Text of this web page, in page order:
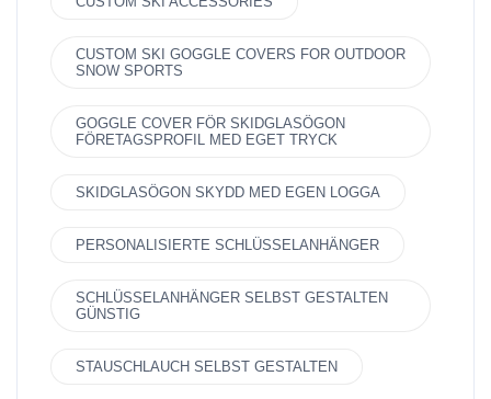
CUSTOM SKI GOGGLE COVERS FOR OUTDOOR
SNOW SPORTS
GOGGLE COVER FÖR SKIDGLASÖGON
FÖRETAGSPROFIL MED EGET TRYCK
SKIDGLASÖGON SKYDD MED EGEN LOGGA
PERSONALISIERTE SCHLÜSSELANHÄNGER
SCHLÜSSELANHÄNGER SELBST GESTALTEN
GÜNSTIG
STAUSCHLAUCH SELBST GESTALTEN